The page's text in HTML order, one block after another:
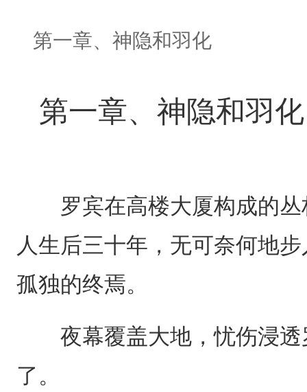
第一章、神隐和羽化
第一章、神隐和羽化
罗宾在高楼大厦构成的丛
人生后三十年，无可奈何地
孤独的终焉。
夜幕覆盖大地，忧伤浸透
了。